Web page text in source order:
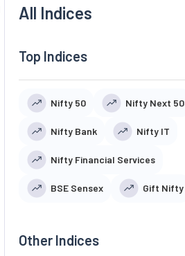
All Indices
Top Indices
Nifty 50 Nifty Next 50
Nifty Bank Nifty IT
Nifty Financial Services
BSE Sensex Gift Nifty
Other Indices